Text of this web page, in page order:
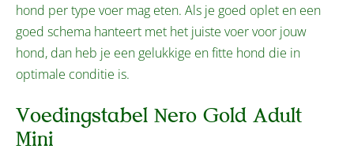
hond per type voer mag eten. Als je goed oplet en een
goed schema hanteert met het juiste voer voor jouw
hond, dan heb je een gelukkige en fitte hond die in
optimale conditie is.
Voedingstabel Nero Gold Adult
Mini